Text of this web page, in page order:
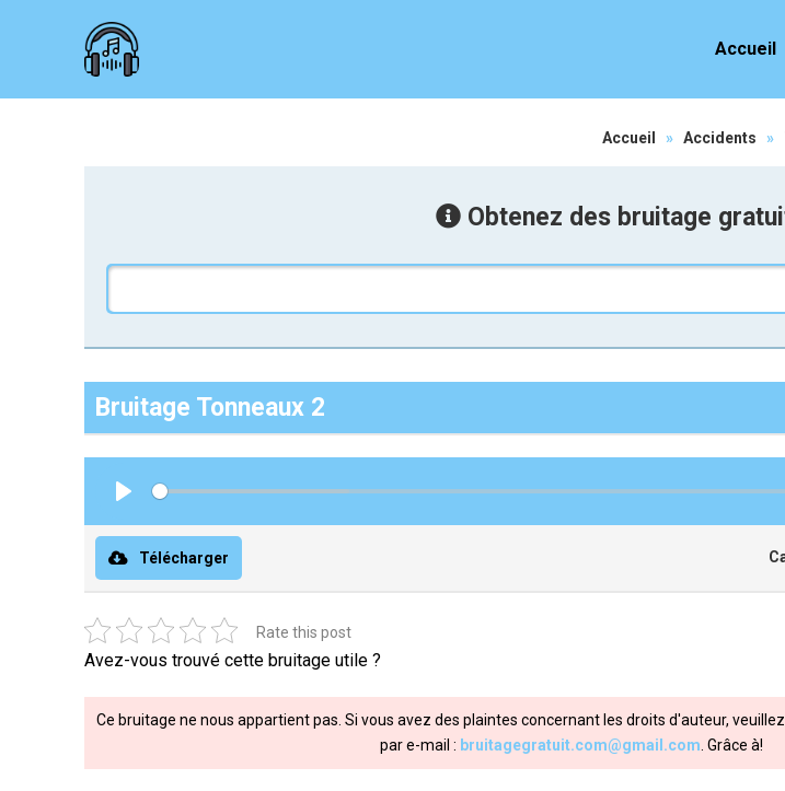
Accueil
Accueil » Accidents »
Obtenez des bruitage
Bruitage Tonneaux 2
Télécharger
Rate this post
Avez-vous trouvé cette bruitage utile ?
Ce bruitage ne nous appartient pas. Si vous avez des plaintes concernant les droits d'auteur,
par e-mail : bruitagegratuit.com@gmail.com . Grâce à!